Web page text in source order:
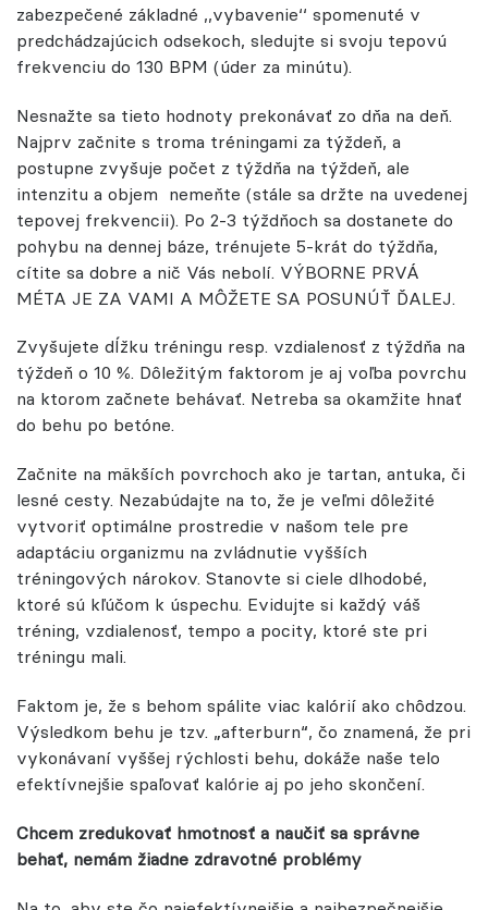
zabezpečené základné ,,vybavenie‘‘ spomenuté v
predchádzajúcich odsekoch, sledujte si svoju tepovú
frekvenciu do 130 BPM (úder za minútu).
Nesnažte sa tieto hodnoty prekonávať zo dňa na deň.
Najprv začnite s troma tréningami za týždeň, a
postupne zvyšuje počet z týždňa na týždeň, ale
intenzitu a objem nemeňte (stále sa držte na uvedenej
tepovej frekvencii). Po 2-3 týždňoch sa dostanete do
pohybu na dennej báze, trénujete 5-krát do týždňa,
cítite sa dobre a nič Vás nebolí. VÝBORNE PRVÁ
MÉTA JE ZA VAMI A MÔŽETE SA POSUNÚŤ ĎALEJ.
Zvyšujete dĺžku tréningu resp. vzdialenosť z týždňa na
týždeň o 10 %. Dôležitým faktorom je aj voľba povrchu
na ktorom začnete behávať. Netreba sa okamžite hnať
do behu po betóne.
Začnite na mäkších povrchoch ako je tartan, antuka, či
lesné cesty. Nezabúdajte na to, že je veľmi dôležité
vytvoriť optimálne prostredie v našom tele pre
adaptáciu organizmu na zvládnutie vyšších
tréningových nárokov. Stanovte si ciele dlhodobé,
ktoré sú kľúčom k úspechu. Evidujte si každý váš
tréning, vzdialenosť, tempo a pocity, ktoré ste pri
tréningu mali.
Faktom je, že s behom spálite viac kalórií ako chôdzou.
Výsledkom behu je tzv. „afterburn“, čo znamená, že pri
vykonávaní vyššej rýchlosti behu, dokáže naše telo
efektívnejšie spaľovať kalórie aj po jeho skončení.
Chcem zredukovať hmotnosť a naučiť sa správne
behať, nemám žiadne zdravotné problémy